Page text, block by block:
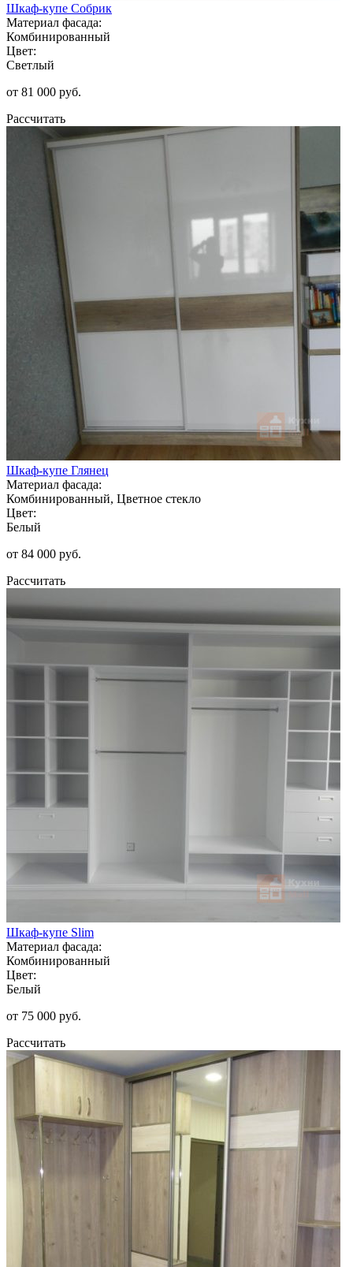
Шкаф-купе Собрик
Материал фасада:
Комбинированный
Цвет:
Светлый
от 81 000 руб.
Рассчитать
Шкаф-купе Глянец
Материал фасада:
Комбинированный, Цветное стекло
Цвет:
Белый
от 84 000 руб.
Рассчитать
Шкаф-купе Slim
Материал фасада:
Комбинированный
Цвет:
Белый
от 75 000 руб.
Рассчитать